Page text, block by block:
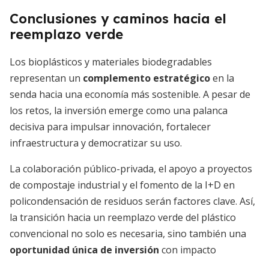
Conclusiones y caminos hacia el
reemplazo verde
Los bioplásticos y materiales biodegradables
representan un complemento estratégicoen la
senda hacia una economía más sostenible. A pesar de
los retos, la inversión emerge como una palanca
decisiva para impulsar innovación, fortalecer
infraestructura y democratizar su uso.
La colaboración público-privada, el apoyo a proyectos
de compostaje industrial y el fomento de la I+D en
policondensación de residuos serán factores clave. Así,
la transición hacia un reemplazo verde del plástico
convencional no solo es necesaria, sino también una
oportunidad única de inversión con impacto